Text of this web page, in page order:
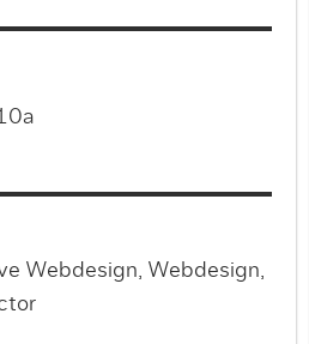
Webdesign, Webdesign,